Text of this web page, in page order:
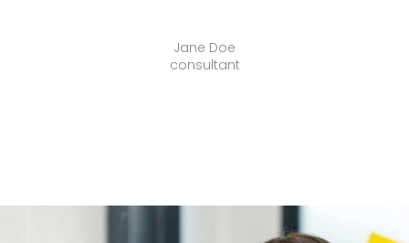
Jane Doe
consultant
Loren Evans
designer